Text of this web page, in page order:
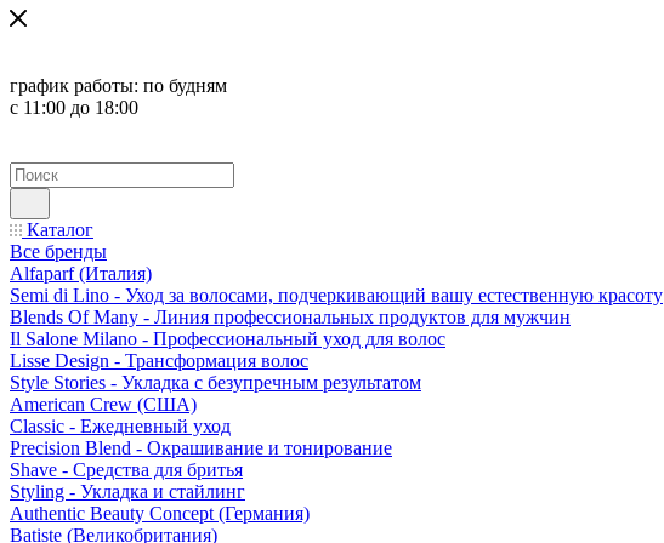
график работы: по будням
с 11:00 до 18:00
Каталог
Все бренды
Alfaparf (Италия)
Semi di Lino - Уход за волосами, подчеркивающий вашу естественную красоту
Blends Of Many - Линия профессиональных продуктов для мужчин
Il Salone Milano - Профессиональный уход для волос
Lisse Design - Трансформация волос
Style Stories - Укладка с безупречным результатом
American Crew (США)
Classic - Ежедневный уход
Precision Blend - Окрашивание и тонирование
Shave - Средства для бритья
Styling - Укладка и стайлинг
Authentic Beauty Concept (Германия)
Batiste (Великобритания)